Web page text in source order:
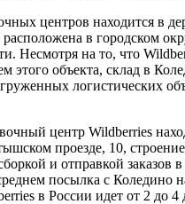
центров находится в
в городском
Несмотря на то, что
этого объекта, склад в
логистических
центр Wildberries
проезде, 10,
и отправкой заказов
посылка с Коледино
в России идет от 2 до 4